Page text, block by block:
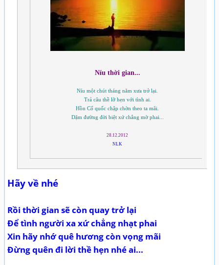
Níu thời gian...
Níu một chút tháng năm xưa trở lại.
Trả câu thề lỡ hẹn với tình ai.
Hồn Cố quốc chập chờn theo ta mãi.
Dặm đường đời biệt xứ chẳng mờ phai...
28.12.2012
NLK
Hãy về nhé
Rồi thời gian sẽ còn quay trở lại
Để tình người xa xứ chẳng nhạt phai
Xin hãy nhớ quê hương còn vọng mãi
Đừng quên đi lời thề hẹn nhé ai...